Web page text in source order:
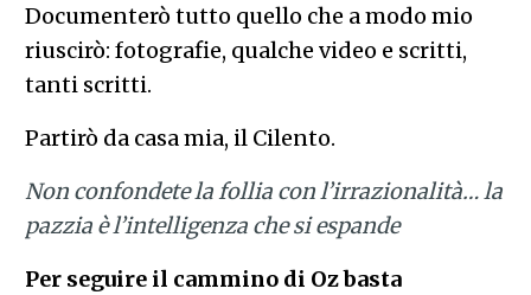
Documenterò tutto quello che a modo mio
riuscirò: fotografie, qualche video e scritti,
tanti scritti.
Partirò da casa mia, il Cilento.
Non confondete la follia con l’irrazionalità… la
pazzia è l’intelligenza che si espande
Per seguire il cammino di Oz basta